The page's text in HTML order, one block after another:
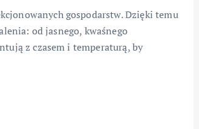
gospodarstw. Dzięki temu
od jasnego, kwaśnego
z czasem i temperaturą, by